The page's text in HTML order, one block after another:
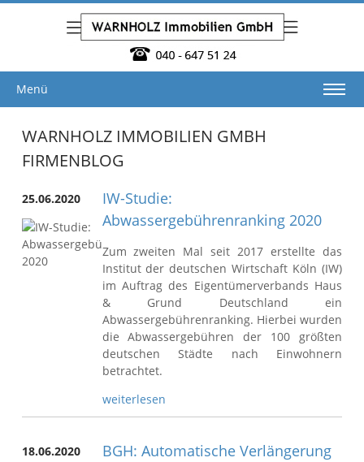
Menü
WARNHOLZ IMMOBILIEN GMBH
FIRMENBLOG
25.06.2020
IW-Studie:
Abwassergebührenranking 2020
Zum zweiten Mal seit 2017 erstellte das
Institut der deutschen Wirtschaft Köln (IW)
im Auftrag des Eigentümerverbands Haus
& Grund Deutschland ein
Abwassergebührenranking. Hierbei wurden
die Abwassergebühren der 100 größten
deutschen Städte nach Einwohnern
betrachtet.
weiterlesen
18.06.2020
BGH: Automatische Verlängerung